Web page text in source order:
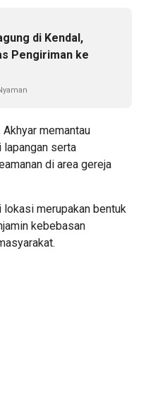
di Kendal,
Pengiriman ke
Akhyar memantau
lapangan serta
di area gereja
merupakan bentuk
kebebasan